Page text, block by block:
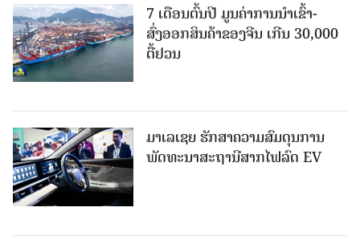
7 ເດືອນຕົ້ນປີ ມູນຄ່າການນຳເຂົ້າ-
ສົ່ງອອກສິນຄ້າຂອງຈີນ ເກີນ 30,000
ຕື້ຢວນ
ມາເລເຊຍ ຮັກສາຄວາມສົມດຸນການ
ພັດທະນາສະຖານີສາກໄຟລົດ EV